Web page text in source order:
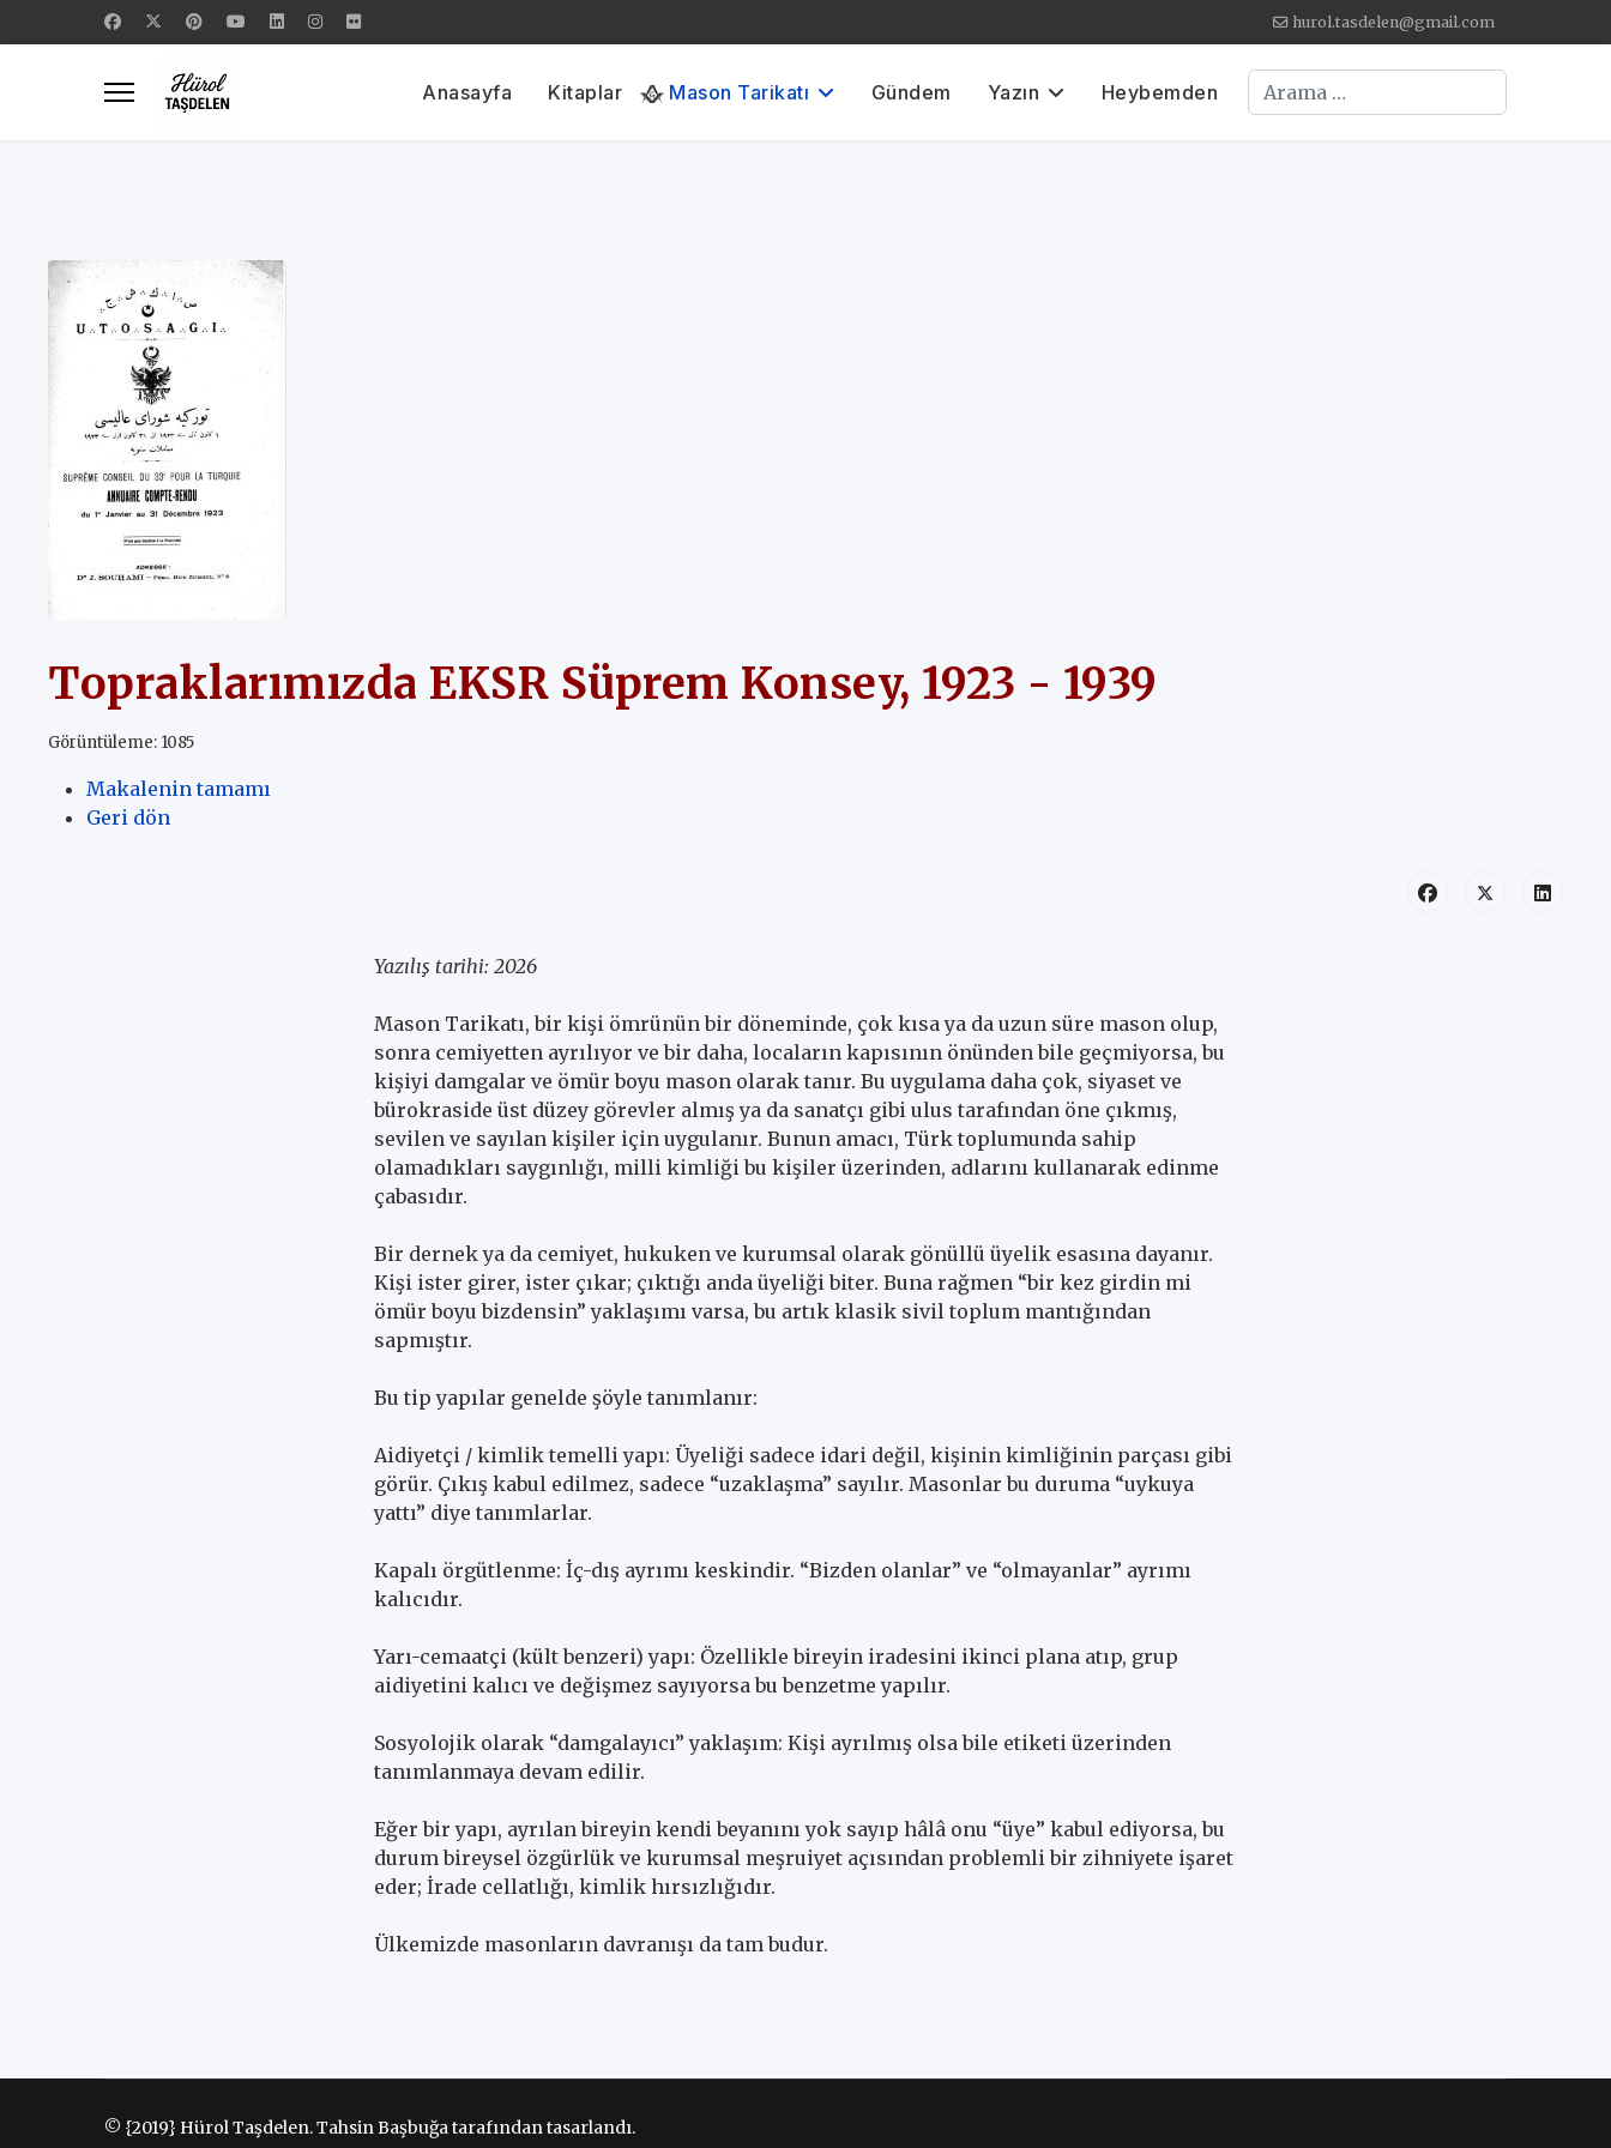
hurol.tasdelen@gmail.com
Anasayfa Kitaplar Mason Tarikatı Gündem Yazın Heybemden Arama
Topraklarımızda EKSR Süprem Konsey, 1923 - 1939
Görüntüleme: 1085
Makalenin tamamı
Geri dön
Yazılış tarihi: 2026
Mason Tarikatı, bir kişi ömrünün bir döneminde, çok kısa ya da uzun süre mason olup,
sonra cemiyetten ayrılıyor ve bir daha, locaların kapısının önünden bile geçmiyorsa, bu
kişiyi damgalar ve ömür boyu mason olarak tanır. Bu uygulama daha çok, siyaset ve
bürokraside üst düzey görevler almış ya da sanatçı gibi ulus tarafından öne çıkmış,
sevilen ve sayılan kişiler için uygulanır. Bunun amacı, Türk toplumunda sahip
olamadıkları saygınlığı, milli kimliği bu kişiler üzerinden, adlarını kullanarak edinme
çabasıdır.
Bir dernek ya da cemiyet, hukuken ve kurumsal olarak gönüllü üyelik esasına dayanır.
Kişi ister girer, ister çıkar; çıktığı anda üyeliği biter. Buna rağmen “bir kez girdin mi
ömür boyu bizdensin” yaklaşımı varsa, bu artık klasik sivil toplum mantığından
sapmıştır.
Bu tip yapılar genelde şöyle tanımlanır:
Aidiyetçi / kimlik temelli yapı: Üyeliği sadece idari değil, kişinin kimliğinin parçası gibi
görür. Çıkış kabul edilmez, sadece “uzaklaşma” sayılır. Masonlar bu duruma “uykuya
yattı” diye tanımlarlar.
Kapalı örgütlenme: İç-dış ayrımı keskindir. “Bizden olanlar” ve “olmayanlar” ayrımı
kalıcıdır.
Yarı-cemaatçi (kült benzeri) yapı: Özellikle bireyin iradesini ikinci plana atıp, grup
aidiyetini kalıcı ve değişmez sayıyorsa bu benzetme yapılır.
Sosyolojik olarak “damgalayıcı” yaklaşım: Kişi ayrılmış olsa bile etiketi üzerinden
tanımlanmaya devam edilir.
Eğer bir yapı, ayrılan bireyin kendi beyanını yok sayıp hâlâ onu “üye” kabul ediyorsa, bu
durum bireysel özgürlük ve kurumsal meşruiyet açısından problemli bir zihniyete işaret
eder; İrade cellatlığı, kimlik hırsızlığıdır.
Ülkemizde masonların davranışı da tam budur.
© {2019} Hürol Taşdelen. Tahsin Başbuğa tarafından tasarlandı.